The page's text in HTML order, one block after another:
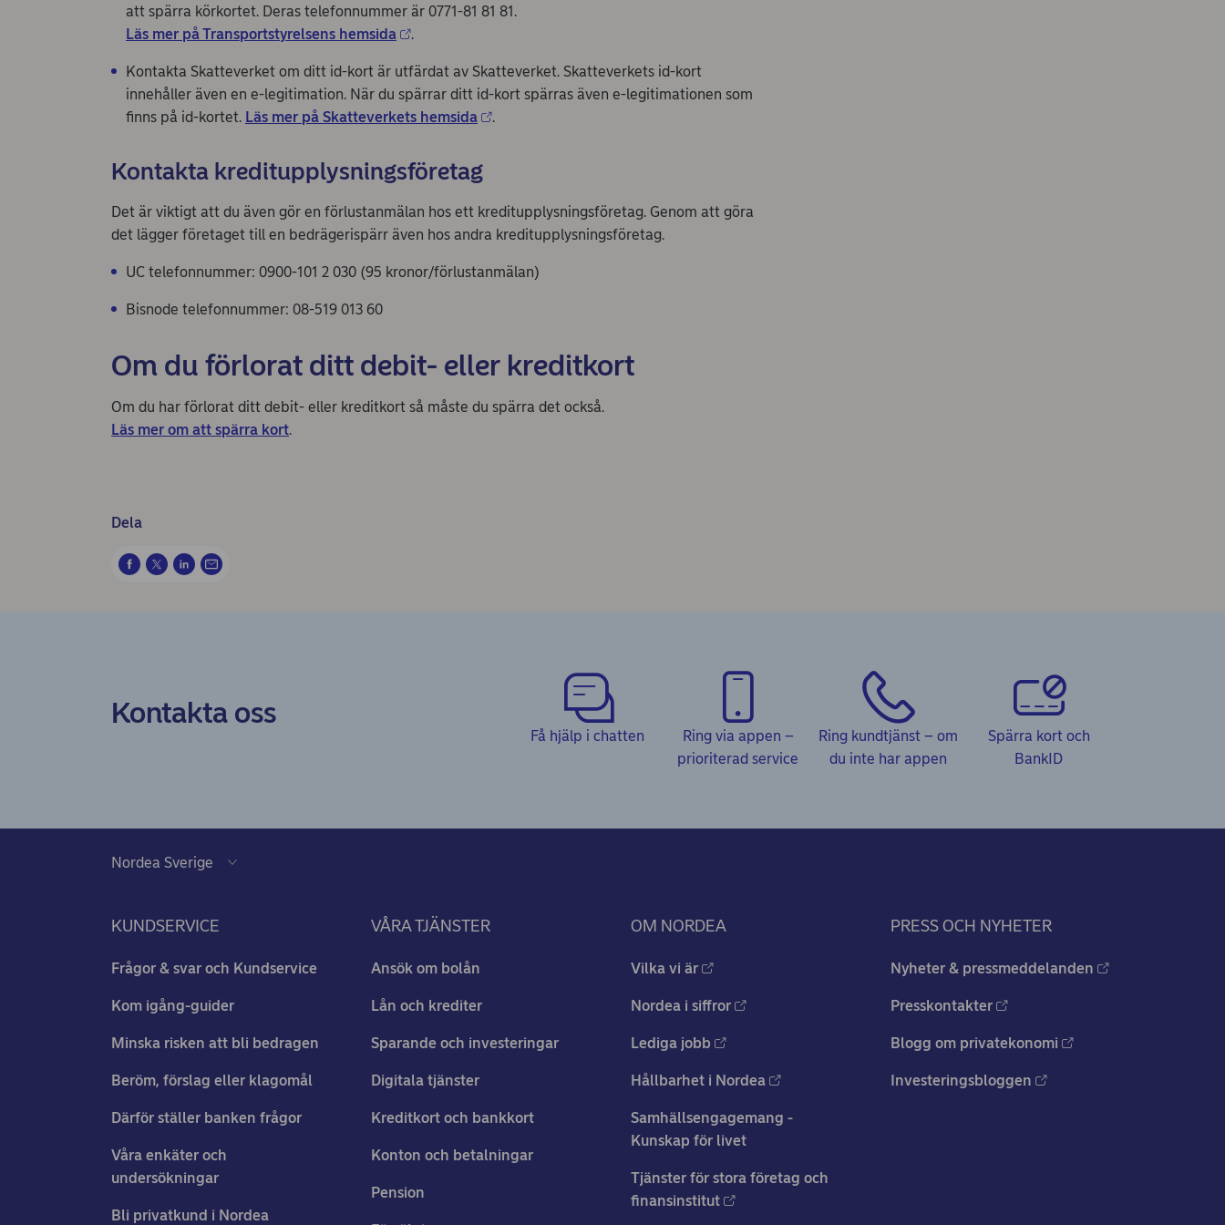
att spärra körkortet. Deras telefonnummer är 0771-81 81 81.
Läs mer på Transportstyrelsens hemsida
.
Kontakta Skatteverket om ditt id-kort är utfärdat av Skatteverket. Skatteverkets id-kort
innehåller även en e-legitimation. När du spärrar ditt id-kort spärras även e-legitimationen som
finns på id-kortet. Läs mer på Skatteverkets hemsida .
Kontakta kreditupplysningsföretag
Det är viktigt att du även gör en förlustanmälan hos ett kreditupplysningsföretag. Genom att göra
det lägger företaget till en bedrägerispärr även hos andra kreditupplysningsföretag.
UC telefonnummer: 0900-101 2 030 (95 kronor/förlustanmälan)
Bisnode telefonnummer: 08-519 013 60
Om du förlorat ditt debit- eller kreditkort
Om du har förlorat ditt debit- eller kreditkort så måste du spärra det också.
Läs mer om att spärra kort.
Dela
Kontakta oss
Få hjälp i chatten
Ring via appen –
prioriterad service
Ring kundtjänst – om
du inte har appen
Spärra kort och
BankID
KUNDSERVICE
Frågor & svar och Kundservice
Kom igång-guider
Minska risken att bli bedragen
Beröm, förslag eller klagomål
Därför ställer banken frågor
Våra enkäter och
undersökningar
Bli privatkund i Nordea
VÅRA TJÄNSTER
Ansök om bolån
Lån och krediter
Sparande och investeringar
Digitala tjänster
Kreditkort och bankkort
Konton och betalningar
Pension
OM NORDEA
Vilka vi är
Nordea i siffror
Lediga jobb
Hållbarhet i Nordea
Samhällsengagemang -
Kunskap för livet
Tjänster för stora företag och
finansinstitut
PRESS OCH NYHETER
Nyheter & pressmeddelanden
Presskontakter
Blogg om privatekonomi
Investeringsbloggen